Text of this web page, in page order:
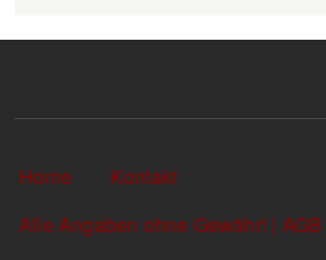
Sekundärlinks
Home
Kontakt
Alle Angaben ohne Gewähr! |